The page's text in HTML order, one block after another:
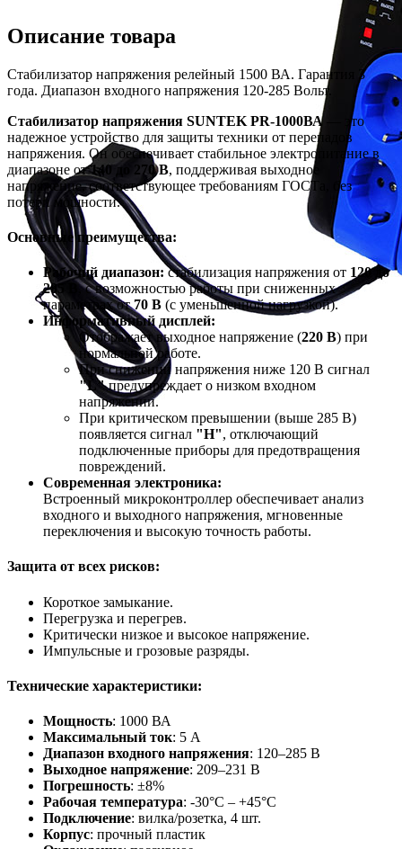
Описание товара
Стабилизатор напряжения релейный 1500 ВА. Гарантия 3
года. Диапазон входного напряжения 120-285 Вольт.
Стабилизатор напряжения SUNTEK PR-1000ВА — это
надежное устройство для защиты техники от перепадов
напряжения. Он обеспечивает стабильное электропитание в
диапазоне от140 до 270 В, поддерживая выходное
напряжение, соответствующее требованиям ГОСТа, без
потери мощности.
Основные преимущества:
Рабочий диапазон: стабилизация напряжения от 120 до
285 В , с возможностью работы при сниженных
параметрах от70 В (с уменьшенной нагрузкой).
Информативный дисплей:
Отображает выходное напряжение (220 В) при
нормальной работе.
При снижении напряжения ниже 120 В сигнал
"L"предупреждает о низком входном
напряжении.
При критическом превышении (выше 285 В)
появляется сигнал "H", отключающий
подключенные приборы для предотвращения
повреждений.
Современная электроника:
Встроенный микроконтроллер обеспечивает анализ
входного и выходного напряжения, мгновенные
переключения и высокую точность работы.
Защита от всех рисков:
Короткое замыкание.
Перегрузка и перегрев.
Критически низкое и высокое напряжение.
Импульсные и грозовые разряды.
Технические характеристики:
Мощность: 1000 ВА
Максимальный ток: 5 А
Диапазон входного напряжения: 120–285 В
Выходное напряжение: 209–231 В
Погрешность: ±8%
Рабочая температура: -30°C – +45°C
Подключение: вилка/розетка, 4 шт.
Корпус: прочный пластик